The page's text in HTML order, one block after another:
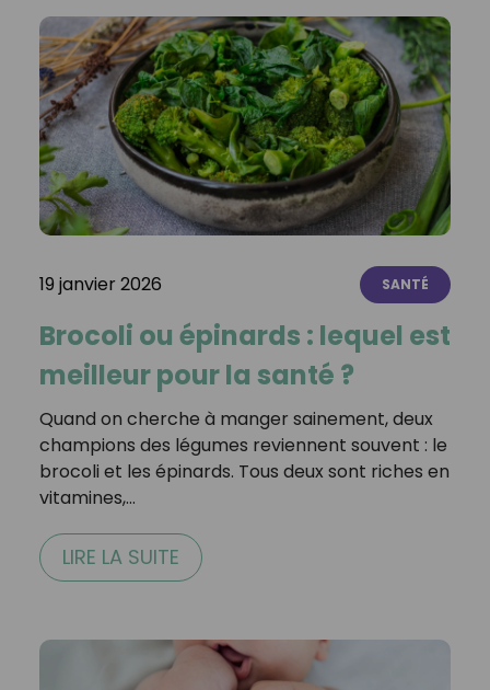
19 janvier 2026 SANTÉ
Brocoli ou épinards : lequel est
meilleur pour la santé ?
Quand on cherche à manger sainement, deux
champions des légumes reviennent souvent : le
brocoli et les épinards. Tous deux sont riches en
vitamines,…
LIRE LA SUITE